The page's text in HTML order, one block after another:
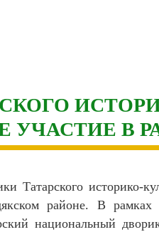
УЧАСТИЕ В
Татарского историко-
районе. В
национальный